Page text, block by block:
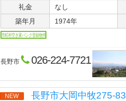
礼金 なし
築年月
1974年
市町村空き家バンク登録物件
長野市 026-224-7721
NEW 長野市大岡中牧275-83